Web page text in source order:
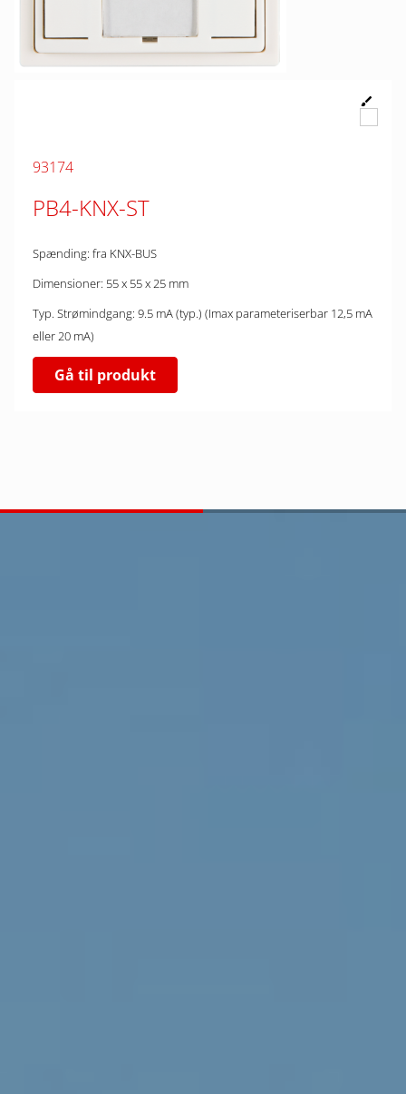
93174
PB4-KNX-ST
Spænding: fra KNX-BUS
Dimensioner: 55 x 55 x 25 mm
Typ. Strømindgang: 9.5 mA (typ.) (Imax parameteriserbar 12,5 mA
eller 20 mA)
Gå til produkt